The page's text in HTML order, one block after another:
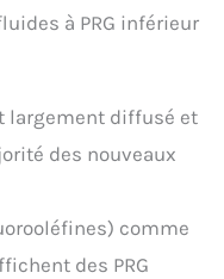
à PRG inférieur
largement diffusé et
des nouveaux
comme
des PRG